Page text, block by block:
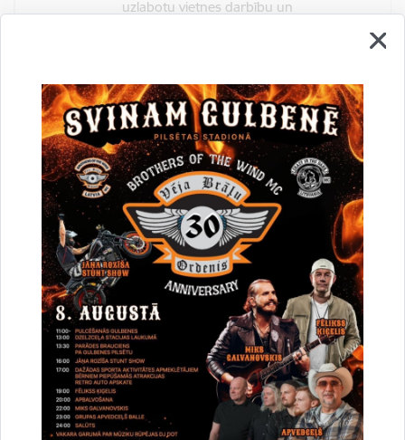
uzlabotu vietnes darbību un
statistisko datu iegūšanai par to, kā
apmeklētājs izmanto vietni.
2 gadi
_gat
Statistikas sīkdatnes (nepieciešamas, lai
uzlabotu vietnes darbību un
pakalpojumus)
Izmanto Google Analytics, lai samazinātu
pieprasījuma līmeni.
1 minūte